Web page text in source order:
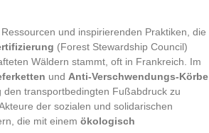
und inspirierenden Praktiken, die
(Forest Stewardship Council)
Wäldern stammt, oft in Frankreich. Im
und Anti-Verschwendungs-Körbe
transportbedingten Fußabdruck zu
der sozialen und solidarischen
die mit einem ökologisch